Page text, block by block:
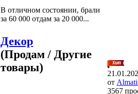
В отличном состоянии, брали
за 60 000 отдам за 20 000...
Декор
(Продам / Другие
товары)
от
3567